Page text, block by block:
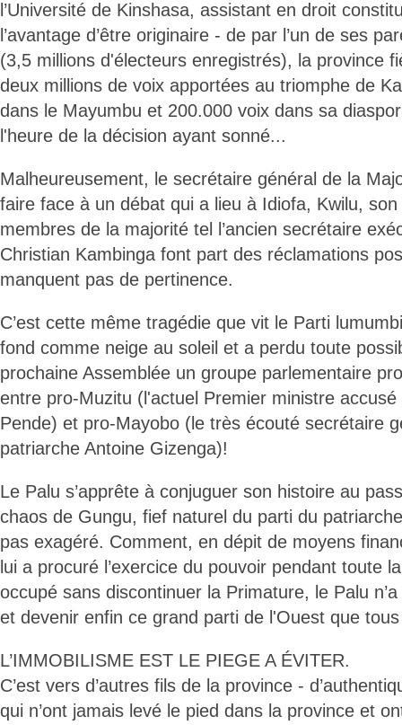
l’Université de Kinshasa, assistant en droit
l’avantage d’être originaire - de par l’un de ses
(3,5 millions d'électeurs enregistrés), la province
deux millions de voix apportées au triomphe de
dans le Mayumbu et 200.000 voix dans sa
l'heure de la décision ayant sonné...
Malheureusement, le secrétaire général de la
faire face à un débat qui a lieu à Idiofa, Kwilu,
membres de la majorité tel l’ancien secrétaire
Christian Kambinga font part des réclamations
manquent pas de pertinence.
C’est cette même tragédie que vit le Parti
fond comme neige au soleil et a perdu toute
prochaine Assemblée un groupe parlementaire
entre pro-Muzitu (l'actuel Premier ministre
Pende) et pro-Mayobo (le très écouté secrétaire
patriarche Antoine Gizenga)!
Le Palu s’apprête à conjuguer son histoire au
chaos de Gungu, fief naturel du parti du
pas exagéré. Comment, en dépit de moyens
lui a procuré l’exercice du pouvoir pendant toute
occupé sans discontinuer la Primature, le Palu
et devenir enfin ce grand parti de l'Ouest que
L’IMMOBILISME EST LE PIEGE A ÉVITER.
C’est vers d’autres fils de la province -
qui n’ont jamais levé le pied dans la province et